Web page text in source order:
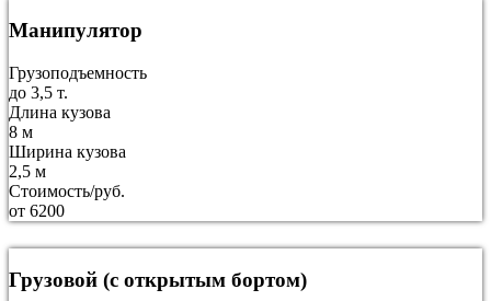
Манипулятор
Грузоподъемность
до 3,5 т.
Длина кузова
8 м
Ширина кузова
2,5 м
Стоимость/руб.
от 6200
Грузовой (с открытым бортом)